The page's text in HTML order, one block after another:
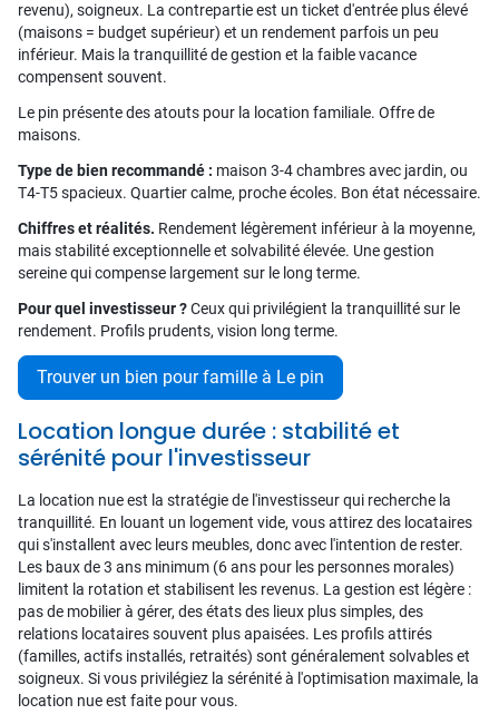
revenu), soigneux. La contrepartie est un ticket d'entrée plus élevé
(maisons = budget supérieur) et un rendement parfois un peu
inférieur. Mais la tranquillité de gestion et la faible vacance
compensent souvent.
Le pin présente des atouts pour la location familiale. Offre de
maisons.
Type de bien recommandé : maison 3-4 chambres avec jardin, ou
T4-T5 spacieux. Quartier calme, proche écoles. Bon état nécessaire.
Chiffres et réalités. Rendement légèrement inférieur à la moyenne,
mais stabilité exceptionnelle et solvabilité élevée. Une gestion
sereine qui compense largement sur le long terme.
Pour quel investisseur ?Ceux qui privilégient la tranquillité sur le
rendement. Profils prudents, vision long terme.
Trouver un bien pour famille à Le pin
Location longue durée : stabilité et
sérénité pour l'investisseur
La location nue est la stratégie de l'investisseur qui recherche la
tranquillité. En louant un logement vide, vous attirez des locataires
qui s'installent avec leurs meubles, donc avec l'intention de rester.
Les baux de 3 ans minimum (6 ans pour les personnes morales)
limitent la rotation et stabilisent les revenus. La gestion est légère :
pas de mobilier à gérer, des états des lieux plus simples, des
relations locataires souvent plus apaisées. Les profils attirés
(familles, actifs installés, retraités) sont généralement solvables et
soigneux. Si vous privilégiez la sérénité à l'optimisation maximale, la
location nue est faite pour vous.